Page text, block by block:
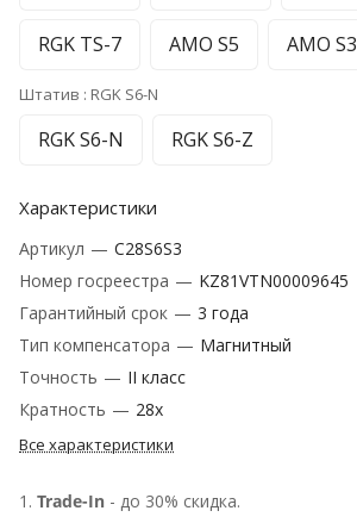
RGK TS-7 AMO S5 AMO S3
Штатив : RGK S6-N
RGK S6-N RGK S6-Z
Характеристики
Артикул — C28S6S3
Номер госреестра — KZ81VTN00009645
Гарантийный срок — 3 года
Тип компенсатора — Магнитный
Точность — II класс
Кратность — 28х
Все характеристики
1. Trade-In - до 30% скидка.